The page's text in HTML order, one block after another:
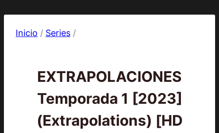
Inicio / Series /
EXTRAPOLACIONES
Temporada 1 [2023]
(Extrapolations) [HD